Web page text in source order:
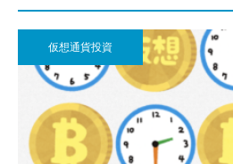
仮想通貨投資